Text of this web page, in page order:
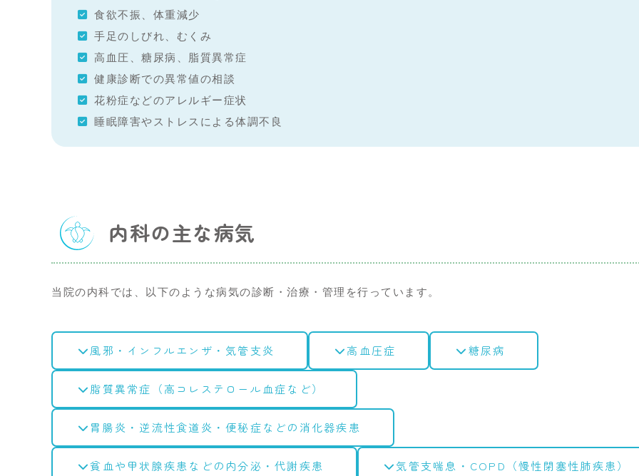
食欲不振、体重減少
手足のしびれ、むくみ
高血圧、糖尿病、脂質異常症
健康診断での異常値の相談
花粉症などのアレルギー症状
睡眠障害やストレスによる体調不良
内科の主な病気
当院の内科では、以下のような病気の診断・治療・管理を行っています。
風邪・インフルエンザ ・気管支炎 高血圧症 糖尿病
脂質異常症 （高コレステロール血症など）
胃腸炎・逆流性食道炎・便秘症などの消化器疾患
貧血や甲状腺疾患などの内分泌・代謝疾患 気管支喘息・COPD （慢性閉塞性肺疾患）